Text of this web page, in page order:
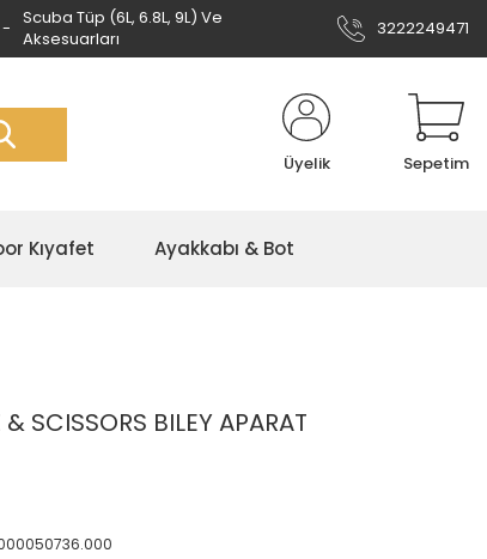
Scuba Tüp (6L, 6.8L, 9L) Ve
Aksesuarları
3222249471
Üyelik Sepetim
Kıyafet Ayakkabı & Bot
SCISSORS BILEY APARAT